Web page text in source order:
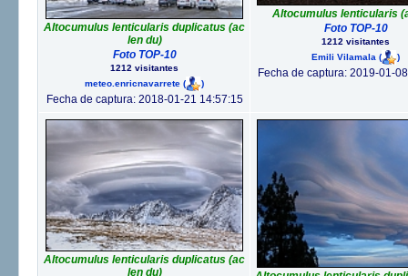
Altocumulus lenticularis duplicatus (ac
len du)
Foto TOP-10
1212 visitantes
meteo.enricnavarrete ( )
Fecha de captura: 2018-01-21 14:57:15
Altocumulus lenticularis
Foto TOP-10
1212 visitantes
Emili Vilamala ( )
Fecha de captura: 2019-01-
Altocumulus lenticularis duplicatus (ac
len du)